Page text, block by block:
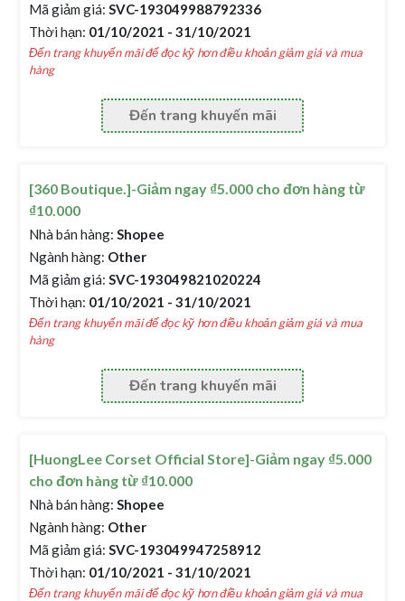
Mã giảm giá: SVC-193049988792336
Thời hạn: 01/10/2021 - 31/10/2021
Đến trang khuyến mãi để đọc kỹ hơn điều khoản giảm giá và mua
hàng
Đến trang khuyến mãi
[360 Boutique.]-Giảm ngay ₫5.000 cho đơn hàng từ
₫10.000
Nhà bán hàng: Shopee
Ngành hàng: Other
Mã giảm giá: SVC-193049821020224
Thời hạn: 01/10/2021 - 31/10/2021
Đến trang khuyến mãi để đọc kỹ hơn điều khoản giảm giá và mua
hàng
Đến trang khuyến mãi
[HuongLee Corset Official Store]-Giảm ngay ₫5.000
cho đơn hàng từ ₫10.000
Nhà bán hàng: Shopee
Ngành hàng: Other
Mã giảm giá: SVC-193049947258912
Thời hạn: 01/10/2021 - 31/10/2021
Đến trang khuyến mãi để đọc kỹ hơn điều khoản giảm giá và mua